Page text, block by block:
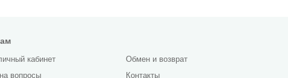
кабинет
вопросы
Обмен и возврат
Контакты